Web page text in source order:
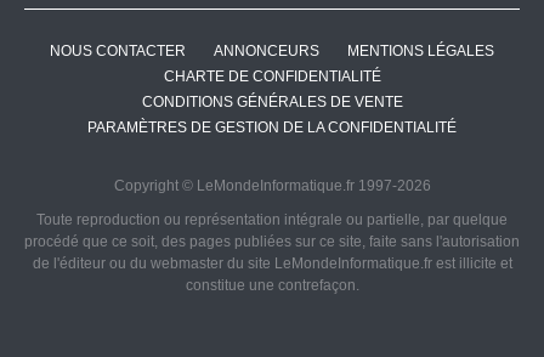
NOUS CONTACTER ANNONCEURS
MENTIONS LÉGALES
CHARTE DE CONFIDENTIALITÉ
CONDITIONS GÉNÉRALES DE VENTE
PARAMÈTRES DE GESTION DE LA CONFIDENTIALITÉ
Copyright © LeMondeInformatique.fr 1997-2026
Toute reproduction ou représentation intégrale ou partielle, par quelque
procédé que ce soit, des pages publiées sur ce site, faite sans l'autorisation
de l'éditeur ou du webmaster du site LeMondeInformatique.fr est illicite et
constitue une contrefaçon.